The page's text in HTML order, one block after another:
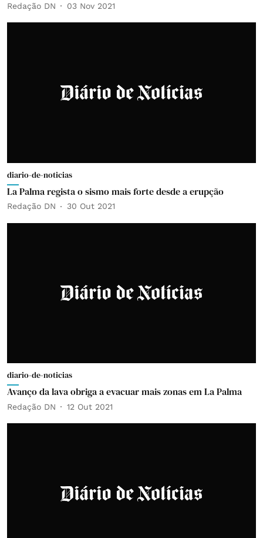
Redação DN 03 Nov 2021
diario-de-noticias
La Palma regista o sismo mais forte desde a erupção
Redação DN 30 Out 2021
diario-de-noticias
Avanço da lava obriga a evacuar mais zonas em La Palma
Redação DN 12 Out 2021